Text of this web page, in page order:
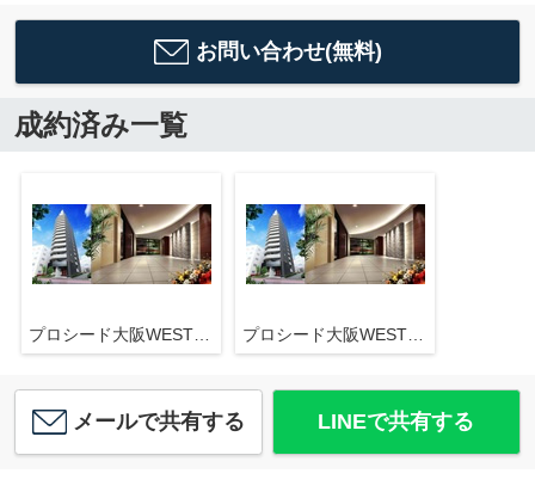
お問い合わせ(無料)
成約済み一覧
プロシード大阪WESTアドリア プロシード大阪WESTアドリア
メールで共有する LINEで共有する